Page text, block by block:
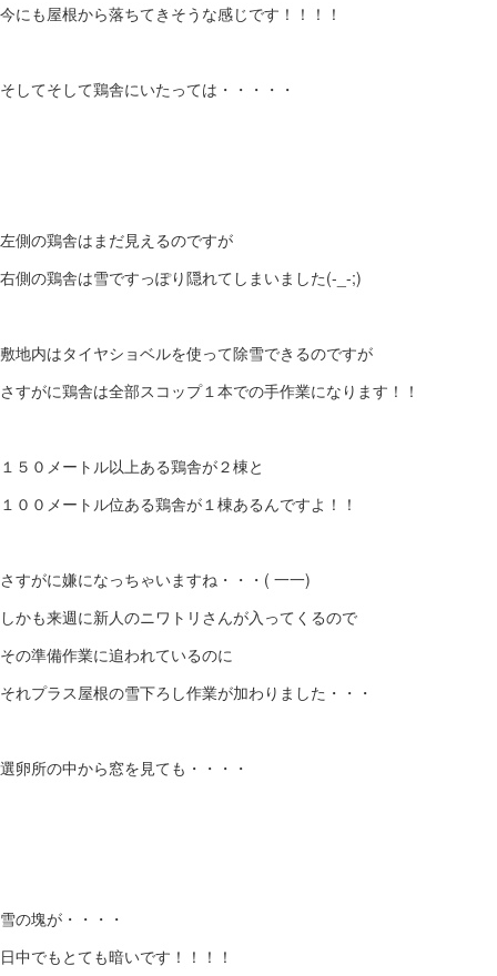
今にも屋根から落ちてきそうな感じです！！！！
そしてそして鶏舎にいたっては・・・・・
左側の鶏舎はまだ見えるのですが
右側の鶏舎は雪ですっぽり隠れてしまいました(-_-;)
敷地内はタイヤショベルを使って除雪できるのですが
さすがに鶏舎は全部スコップ１本での手作業になります！！
１５０メートル以上ある鶏舎が２棟と
１００メートル位ある鶏舎が１棟あるんですよ！！
さすがに嫌になっちゃいますね・・・( 一一)
しかも来週に新人のニワトリさんが入ってくるので
その準備作業に追われているのに
それプラス屋根の雪下ろし作業が加わりました・・・
選卵所の中から窓を見ても・・・・
雪の塊が・・・・
日中でもとても暗いです！！！！